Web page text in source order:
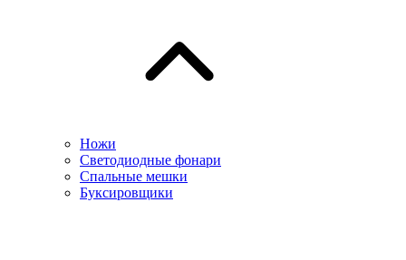
Ножи
Светодиодные фонари
Спальные мешки
Буксировщики